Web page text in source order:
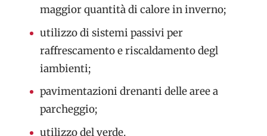
maggior quantità di calore in inverno;
utilizzo di sistemi passivi per
raffrescamento e riscaldamento degl
iambienti;
pavimentazioni drenanti delle aree a
parcheggio;
utilizzo del verde.